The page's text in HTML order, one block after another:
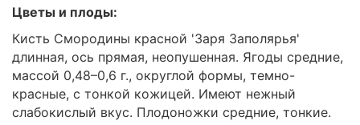
Цветы и плоды:
Кисть Смородины красной 'Заря Заполярья'
длинная, ось прямая, неопушенная. Ягоды средние,
массой 0,48–0,6 г., округлой формы, темно-
красные, с тонкой кожицей. Имеют нежный
слабокислый вкус. Плодоножки средние, тонкие.